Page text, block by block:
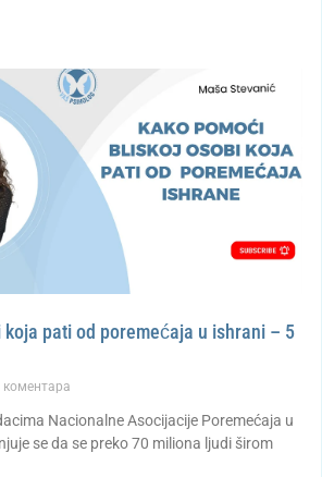
koja pati od poremećaja u ishrani – 5
Nacionalne Asocijacije Poremećaja u
se da se preko 70 miliona ljudi širom